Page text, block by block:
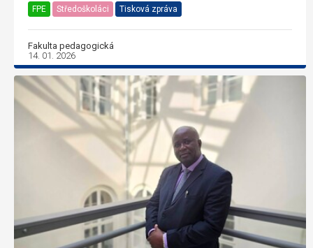
FPE Středoškoláci Tisková zpráva
Fakulta pedagogická
14. 01. 2026